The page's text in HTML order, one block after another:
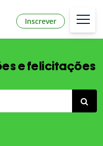
Inscrever
e felicitações